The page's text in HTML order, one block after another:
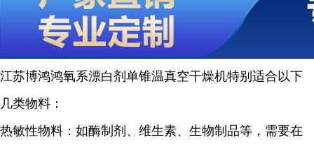
江苏博鸿鸿氧系漂白剂 单锥温真空干燥机特别适合以下
几类物料：
热敏性物料：如酶制剂、维生素、生物制品等，需要在